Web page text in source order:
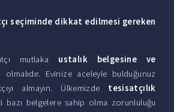
seçiminde dikkat edilmesi gereken
mutlaka ustalık belgesine ve
olmalıdır. Evinize aceleyle bulduğunuz
almayın. Ülkemizde tesisatçılık
bazı belgelere sahip olma zorunluluğu